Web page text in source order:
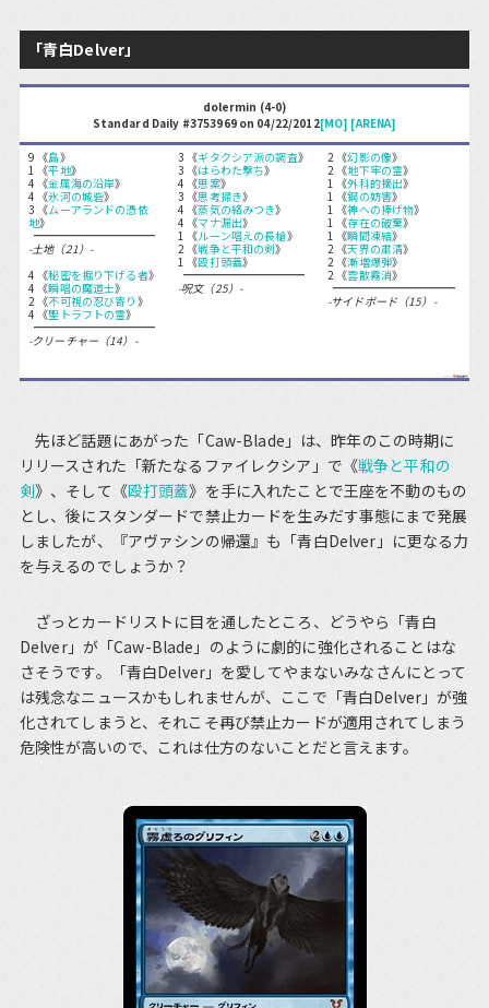
「青白Delver」
dolermin (4-0)
Standard Daily #3753969 on 04/22/2012[MO] [ARENA]
9 《島》
1 《平地》
4 《金属海の沿岸》
4 《氷河の城砦》
3 《ムーアランドの憑依
地》
-土地（21）-
4 《秘密を掘り下げる者》
4 《瞬唱の魔道士》
2 《不可視の忍び寄り 》
4 《聖トラフトの霊》
-クリーチャー（14）-
3 《ギタクシア派の調査》
3 《はらわた撃ち》
4 《思案》
3 《思考掃き》
4 《蒸気の絡みつき》
4 《マナ漏出》
1 《ルーン唱えの長槍》
2 《戦争と平和の剣》
1 《殴打頭蓋》
-呪文（25）-
2 《幻影の像》
2 《地下牢の霊》
1 《外科的摘出》
1 《鋼の妨害》
1 《神への捧げ物》
1 《存在の破棄》
1 《瞬間凍結》
2 《天界の粛清》
2 《漸増爆弾》
2 《雲散霧消》
-サイドボード（15）-
先ほど話題にあがった「Caw-Blade」は、昨年のこの時期に
リリースされた「新たなるファイレクシア」で《戦争と平和の
剣》、そして《殴打頭蓋》を手に入れたことで王座を不動のもの
とし、後にスタンダードで禁止カードを生みだす事態にまで発展
しましたが、『アヴァシンの帰還』も「青白Delver」に更なる力
を与えるのでしょうか？
ざっとカードリストに目を通したところ、どうやら「青白
Delver」が「Caw-Blade」のように劇的に強化されることはな
さそうです。「青白Delver」を愛してやまないみなさんにとって
は残念なニュースかもしれませんが、ここで「青白Delver」が強
化されてしまうと、それこそ再び禁止カードが適用されてしまう
危険性が高いので、これは仕方のないことだと言えます。